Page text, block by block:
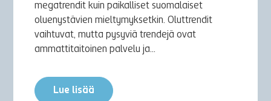
megatrendit kuin paikalliset suomalaiset
oluenystävien mieltymyksetkin. Oluttrendit
vaihtuvat, mutta pysyviä trendejä ovat
ammattitaitoinen palvelu ja...
Lue lisää